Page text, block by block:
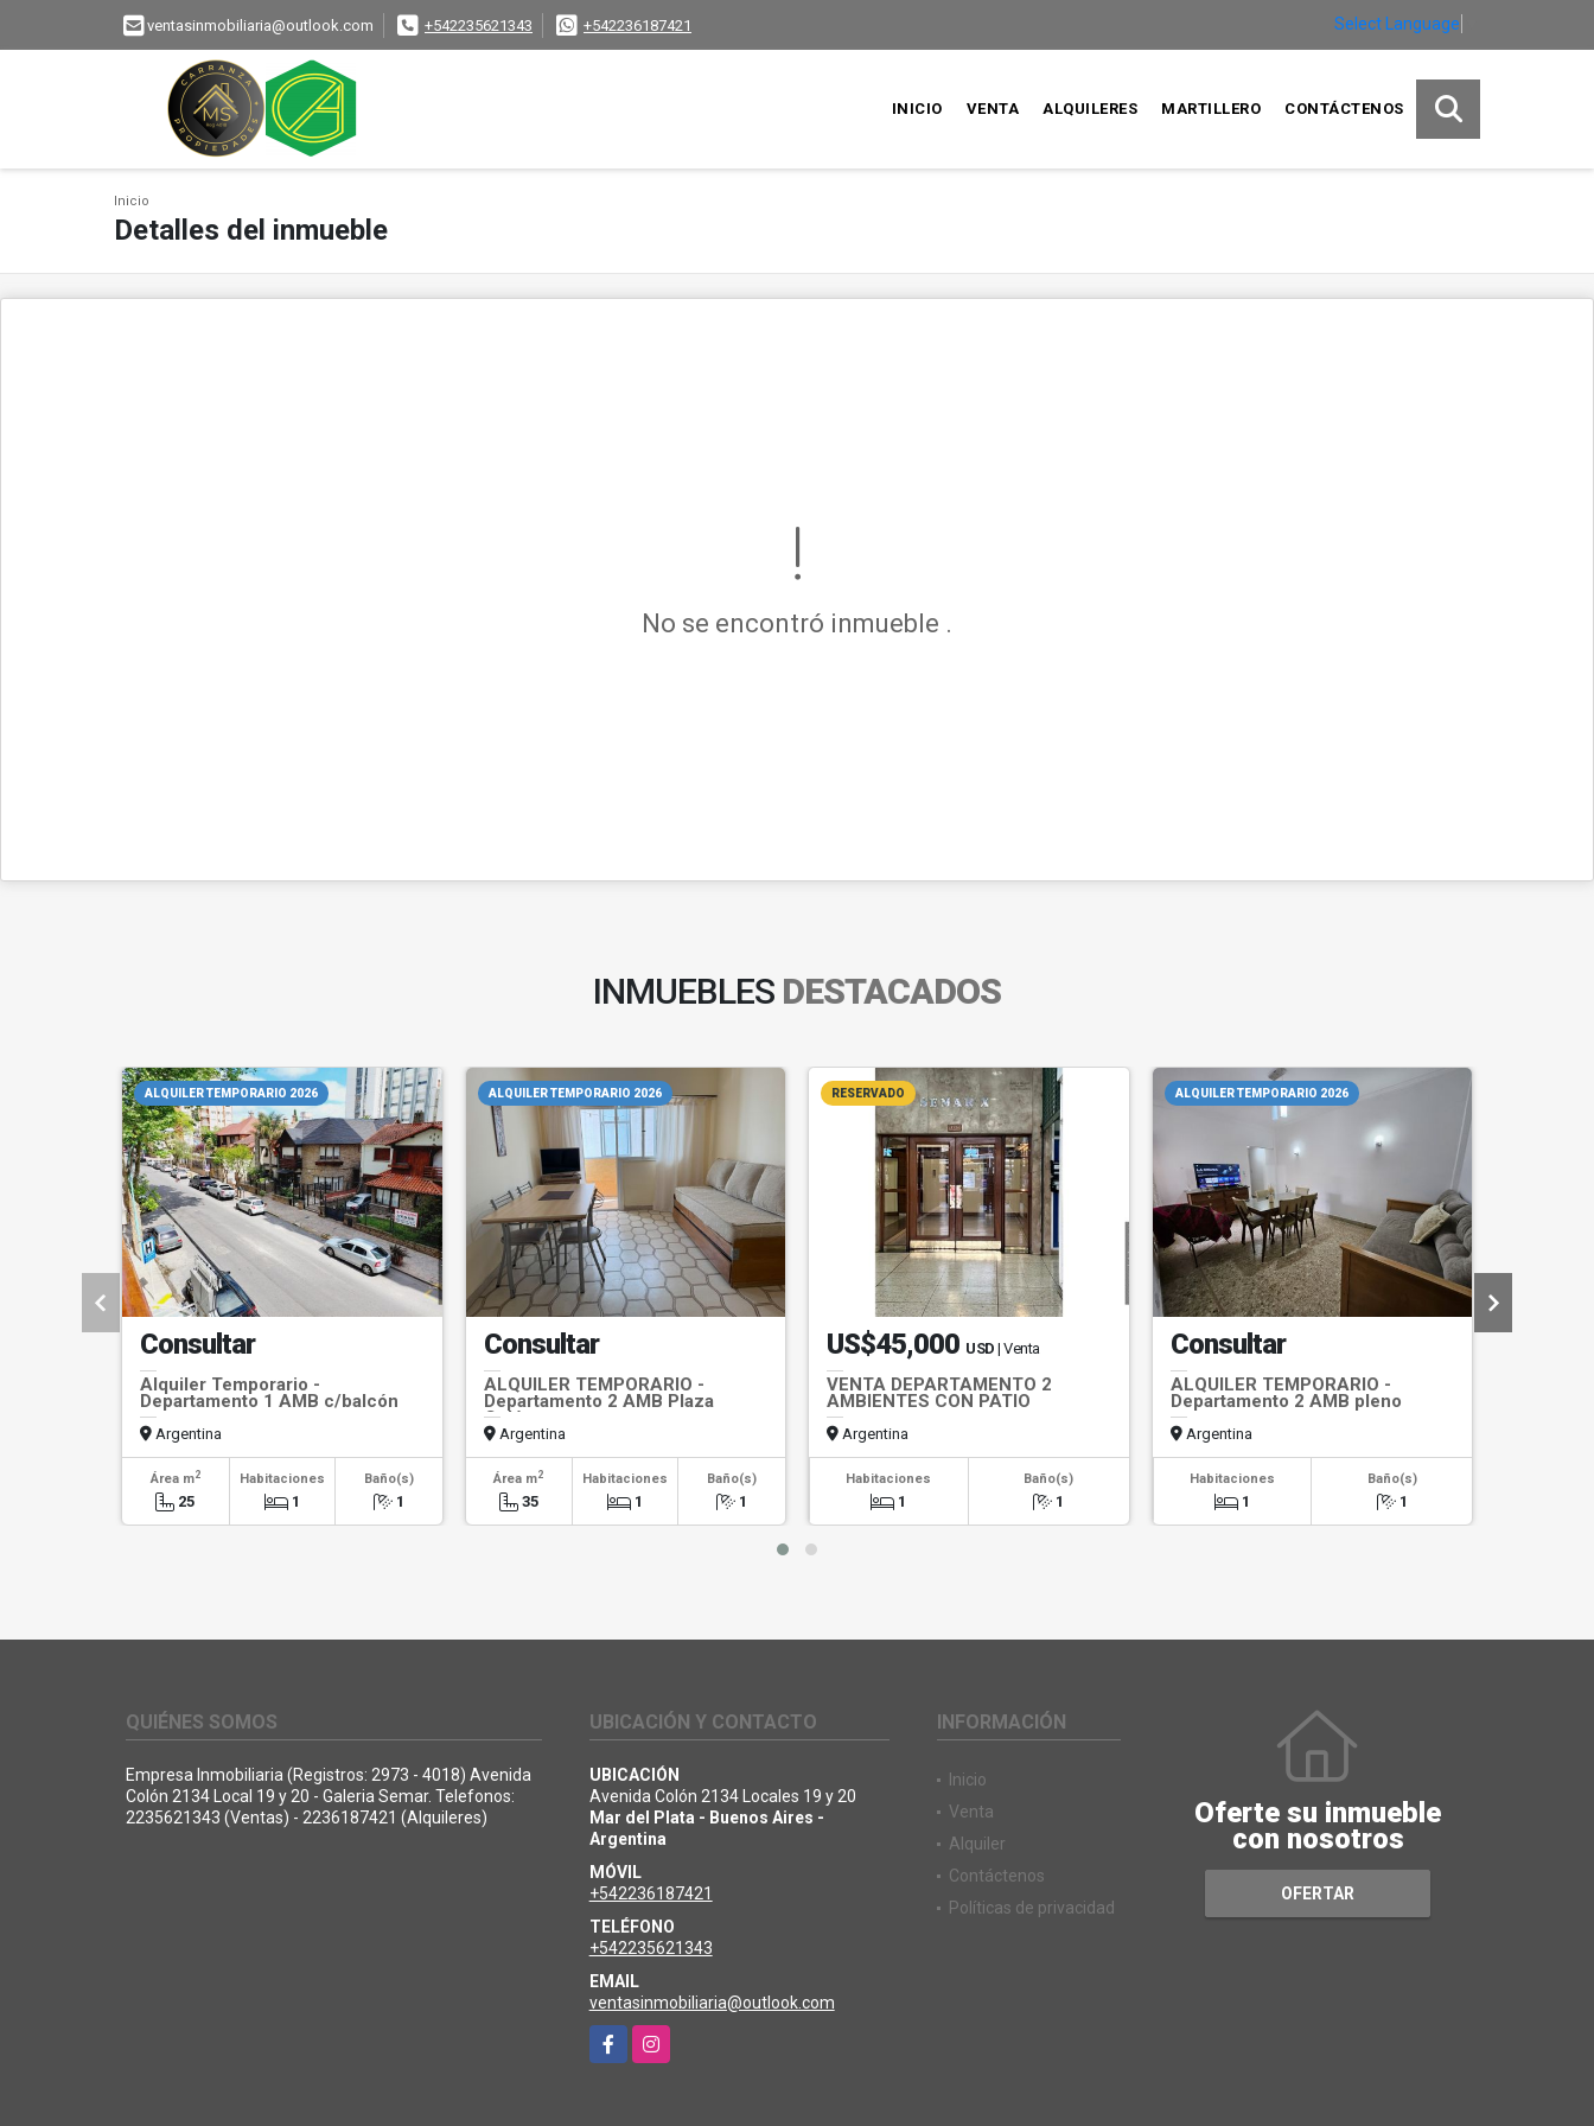
ventasinmobiliaria@outlook.com +542235621343 +542236187421 Select Language
INICIO VENTA ALQUILERES MARTILLERO CONTÁCTENOS
Inicio
Detalles del inmueble
No se encontró inmueble .
INMUEBLES DESTACADOS
ALQUILER TEMPORARIO 2026
Consultar
Alquiler Temporario -
Departamento 1 AMB c/balcón
Argentina
Área m2
25
Habitaciones
1
Baño(s)
1
ALQUILER TEMPORARIO 2026
Consultar
ALQUILER TEMPORARIO -
Departamento 2 AMB Plaza
Colón
Argentina
Área m2
35
Habitaciones
1
Baño(s)
1
RESERVADO
US$45,000 USD | Venta
VENTA DEPARTAMENTO 2
AMBIENTES CON PATIO
Argentina
Habitaciones
1
Baño(s)
1
ALQUILER TEMPORARIO 2026
Consultar
ALQUILER TEMPORARIO -
Departamento 2 AMB pleno
centro
Argentina
Habitaciones
1
Baño(s)
1
QUIÉNES SOMOS
Empresa Inmobiliaria (Registros: 2973 - 4018) Avenida
Colón 2134 Local 19 y 20 - Galeria Semar. Telefonos:
2235621343 (Ventas) - 2236187421 (Alquileres)
UBICACIÓN Y CONTACTO
UBICACIÓN
Avenida Colón 2134 Locales 19 y 20
Mar del Plata - Buenos Aires -
Argentina
MÓVIL
+542236187421
TELÉFONO
+542235621343
EMAIL
ventasinmobiliaria@outlook.com
FacebookInstagram
INFORMACIÓN
Inicio
Venta
Alquiler
Contáctenos
Políticas de privacidad
Oferte su inmueble
con nosotros
OFERTAR